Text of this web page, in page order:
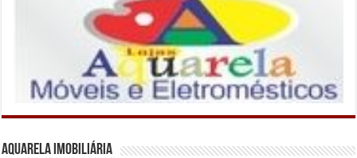
Aquarela Imobiliária